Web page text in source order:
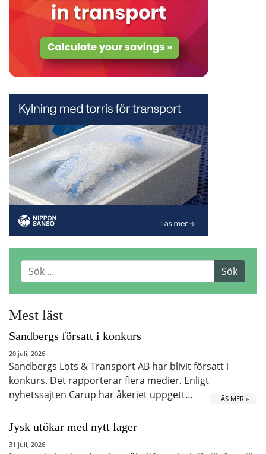
Mest läst
Sandbergs försatt i konkurs
20 juli, 2026
Sandbergs Lots & Transport AB har blivit försatt i
konkurs. Det rapporterar flera medier. Enligt
nyhetssajten Carup har åkeriet uppgett…
LÄS MER »
Jysk utökar med nytt lager
31 juli, 2026